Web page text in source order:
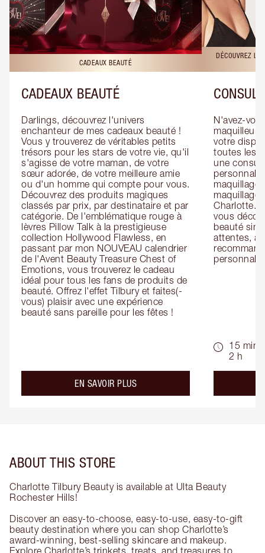
CADEAUX BEAUTÉ
CADEAUX BEAUTÉ
Darlings, découvrez l'univers
enchanteur de mes cadeaux beauté !
Vous y trouverez de véritables petits
trésors pour les stars de votre vie, qu'il
s'agisse de votre maman, de votre
sœur adorée, de votre meilleure amie
ou d'un homme qui compte pour vous.
Découvrez des produits magiques
classés par prix, par destinataire et par
catégorie. De l'emblématique rouge à
lèvres Pillow Talk à la prestigieuse
collection Hollywood Flawless, en
passant par mon NOUVEAU calendrier
de l'Avent Beauty Treasure Chest of
Emotions, vous trouverez le cadeau
idéal pour tous les fans de produits de
beauté. Offrez l'effet Tilbury et faites(-
vous) plaisir avec une expérience
beauté sans pareille pour les fêtes !
EN SAVOIR PLUSabout the
DÉCOUVREZ
N'avez-
maquilleur
votre
toutes les
une
maquillage
maquillage
Charlotte.
vous
beauté
attentes,
15 min -
2 h
ABOUT THIS STORE
Charlotte Tilbury Beauty is available at Ulta Beauty
Rochester Hills!
Discover an easy-to-choose, easy-to-use, easy-to-gift
beauty destination where you can shop Charlotte’s
award-winning, best-selling skincare and makeup.